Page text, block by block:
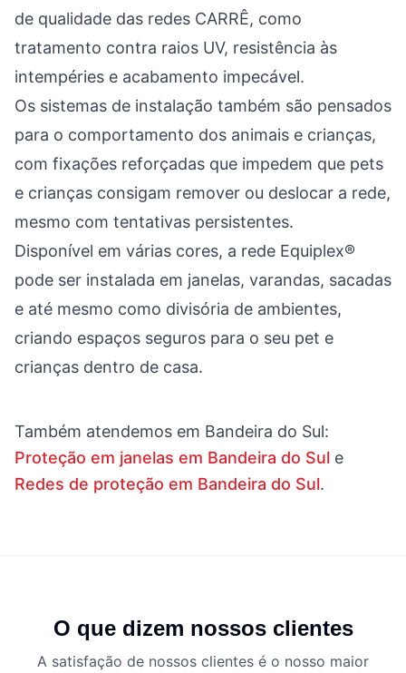
de qualidade das redes CARRÊ, como
tratamento contra raios UV, resistência às
intempéries e acabamento impecável.
Os sistemas de instalação também são pensados
para o comportamento dos animais e crianças,
com fixações reforçadas que impedem que pets
e crianças consigam remover ou deslocar a rede,
mesmo com tentativas persistentes.
Disponível em várias cores, a rede Equiplex®
pode ser instalada em janelas, varandas, sacadas
e até mesmo como divisória de ambientes,
criando espaços seguros para o seu pet e
crianças dentro de casa.
Também atendemos em Bandeira do Sul:
Proteção em janelas em Bandeira do Sul e
Redes de proteção em Bandeira do Sul.
O que dizem nossos clientes
A satisfação de nossos clientes é o nosso maior